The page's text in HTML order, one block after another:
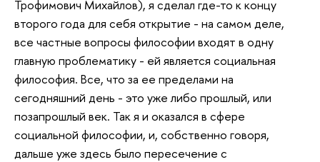
Трофимович Михайлов), я сделал где-то к концу
второго года для себя открытие - на самом деле,
все частные вопросы философии входят в одну
главную проблематику - ей является социальная
философия. Все, что за ее пределами на
сегодняшний день - это уже либо прошлый, или
позапрошлый век. Так я и оказался в сфере
социальной философии, и, собственно говоря,
дальше уже здесь было пересечение с